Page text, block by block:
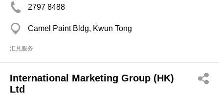
2797 8488
Camel Paint Bldg, Kwun Tong
汇兑服务
International Marketing Group (HK)
Ltd